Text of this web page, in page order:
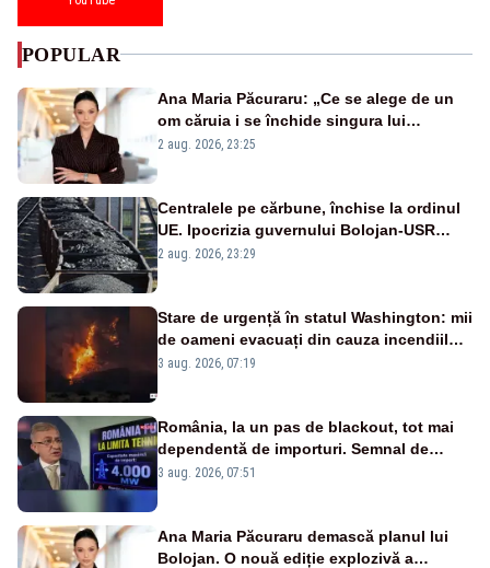
POPULAR
Ana Maria Păcuraru: „Ce se alege de un
om căruia i se închide singura lui
portiță?”
2 aug. 2026, 23:25
Centralele pe cărbune, închise la ordinul
UE. Ipocrizia guvernului Bolojan-USR
după starea de alertă
2 aug. 2026, 23:29
Stare de urgență în statul Washington: mii
de oameni evacuați din cauza incendiilor
puternice de vegetație
3 aug. 2026, 07:19
România, la un pas de blackout, tot mai
dependentă de importuri. Semnal de
alarmă tras de un expert în energie
3 aug. 2026, 07:51
Ana Maria Păcuraru demască planul lui
Bolojan. O nouă ediție explozivă a